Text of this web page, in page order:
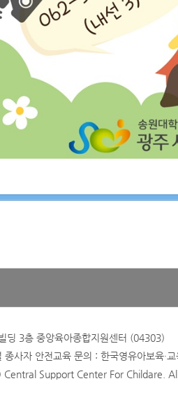
빌딩 3층 중앙육아종합지원센터
종사자 안전교육 문의 : 한국영유아보육·
Central Support Center For Childare.